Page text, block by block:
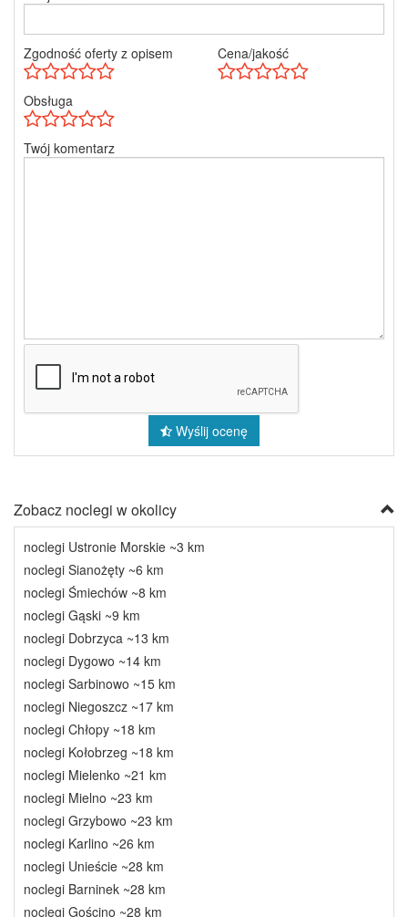
Zgodność oferty z opisem Cena/jakość
Obsługa
Twój komentarz
Wyślij ocenę
Zobacz noclegi w okolicy
noclegi Ustronie Morskie ~3 km
noclegi Sianożęty ~6 km
noclegi Śmiechów ~8 km
noclegi Gąski ~9 km
noclegi Dobrzyca ~13 km
noclegi Dygowo ~14 km
noclegi Sarbinowo ~15 km
noclegi Niegoszcz ~17 km
noclegi Chłopy ~18 km
noclegi Kołobrzeg ~18 km
noclegi Mielenko ~21 km
noclegi Mielno ~23 km
noclegi Grzybowo ~23 km
noclegi Karlino ~26 km
noclegi Unieście ~28 km
noclegi Barninek ~28 km
noclegi Gościno ~28 km